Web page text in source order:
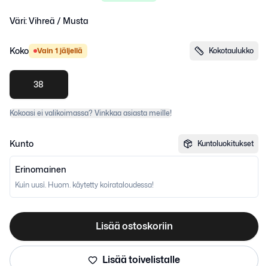
Väri:Vihreä / Musta
Koko Vain 1 jäljellä Kokotaulukko
38
Kokoasi ei valikoimassa? Vinkkaa asiasta meille!
Kunto Kuntoluokitukset
Erinomainen
Kuin uusi. Huom. käytetty koirataloudessa!
Lisää ostoskoriin
Lisää toivelistalle